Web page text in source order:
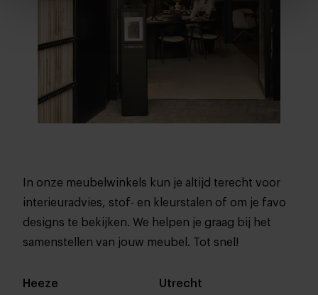
In onze meubelwinkels kun je altijd terecht voor
interieuradvies, stof- en kleurstalen of om je favo
designs te bekijken. We helpen je graag bij het
samenstellen van jouw meubel. Tot snel!
Heeze Utrecht